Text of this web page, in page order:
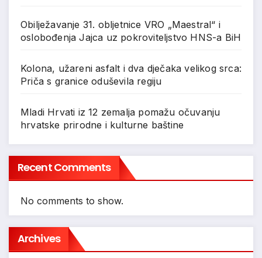
Obilježavanje 31. obljetnice VRO „Maestral“ i
oslobođenja Jajca uz pokroviteljstvo HNS-a BiH
Kolona, užareni asfalt i dva dječaka velikog srca:
Priča s granice oduševila regiju
Mladi Hrvati iz 12 zemalja pomažu očuvanju
hrvatske prirodne i kulturne baštine
Recent Comments
No comments to show.
Archives